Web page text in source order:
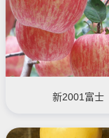
新2001富士